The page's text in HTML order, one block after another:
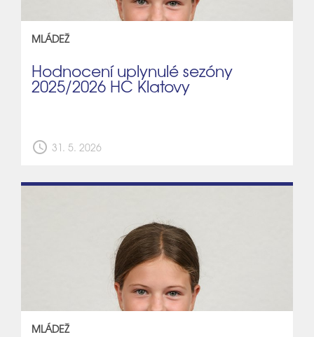
MLÁDEŽ
Hodnocení uplynulé sezóny
2025/2026 HC Klatovy
schedule 31. 5. 2026
MLÁDEŽ